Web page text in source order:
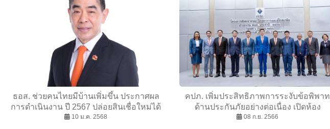
ธอส. ช่วยคนไทยมีบ้านเพิ่มขึ้น ประกาศผล
การดำเนินงาน ปี 2567 ปล่อยสินเชื่อใหม่ได้
กว่า 230000 ล้านบาท ด้าน NPL ลดลงต่อ
10 ม.ค. 2568
คปภ. เพิ่มประสิทธิภาพการระงับข้อพิพาท
ด้านประกันภัยอย่างต่อเนื่อง เปิดห้อง
พิจารณาอนุญาโตตุลาการเพิ่มพื้นที่ให้
08 ก.ย. 2566